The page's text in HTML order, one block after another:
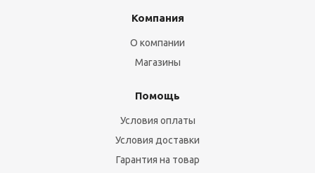
Компания
О компании
Магазины
Помощь
Условия оплаты
Условия доставки
Гарантия на товар